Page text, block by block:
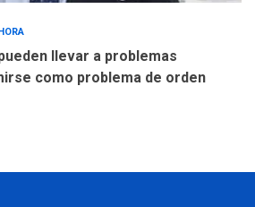
llevar a problemas
como problema de orden